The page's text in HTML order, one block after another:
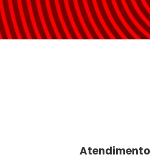
Atendimento